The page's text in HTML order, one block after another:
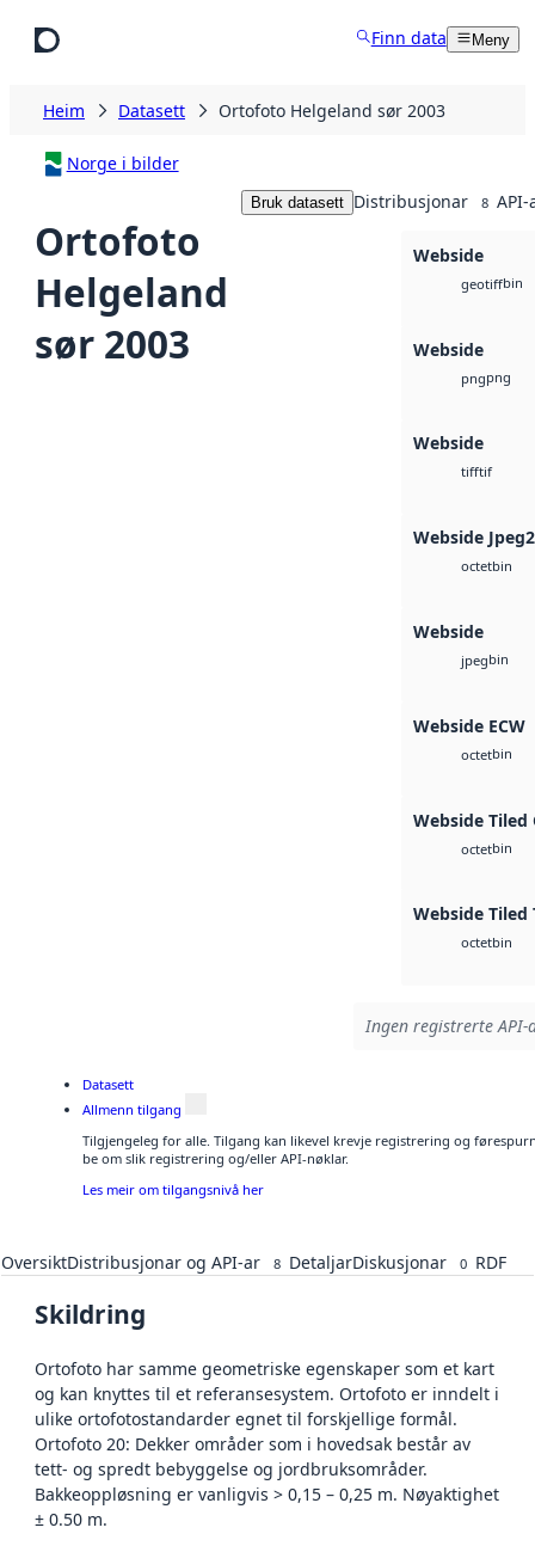
Finn data Meny
Heim Datasett Ortofoto Helgeland sør 2003
Norge i bilder
Ortofoto
Helgeland
sør 2003
Bruk datasett Distribusjonar 8 API-
Webside
geotiffbin
Webside
pngpng
Webside
tifftif
Webside
octetbin
Webside
jpegbin
Webside ECW
octetbin
Webside Tiled
octetbin
Webside Tiled
octetbin
Ingen registrerte
Datasett
Allmenn tilgang
Tilgjengeleg for alle. Tilgang kan likevel krevje registrering og
be om slik registrering og/eller API-nøklar.
Les meir om tilgangsnivå her
OversiktDistribusjonar og API-ar 8 DetaljarDiskusjonar 0 RDF
Skildring
Ortofoto har samme geometriske egenskaper som et kart
og kan knyttes til et referansesystem. Ortofoto er inndelt i
ulike ortofotostandarder egnet til forskjellige formål.
Ortofoto 20: Dekker områder som i hovedsak består av
tett- og spredt bebyggelse og jordbruksområder.
Bakkeoppløsning er vanligvis > 0,15 – 0,25 m. Nøyaktighet
± 0.50 m.